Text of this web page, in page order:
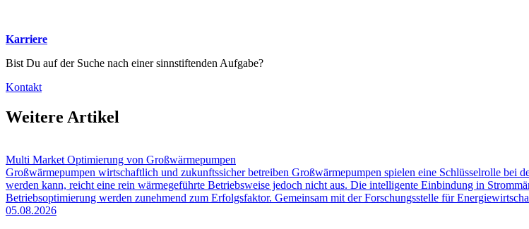
Karriere
Bist Du auf der Suche nach einer sinnstiftenden Aufgabe?
Kontakt
Weitere Artikel
Multi Market Optimierung von Großwärmepumpen
Großwärmepumpen wirtschaftlich und zukunftssicher betreiben Großwärmepumpen spielen eine Schlüsselrolle bei
werden kann, reicht eine rein wärmegeführte Betriebsweise jedoch nicht aus. Die intelligente Einbindung in
Betriebsoptimierung werden zunehmend zum Erfolgsfaktor. Gemeinsam mit der Forschungsstelle für
05.08.2026